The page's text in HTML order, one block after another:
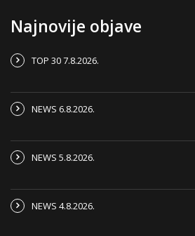
Najnovije objave
TOP 30 7.8.2026.
NEWS 6.8.2026.
NEWS 5.8.2026.
NEWS 4.8.2026.